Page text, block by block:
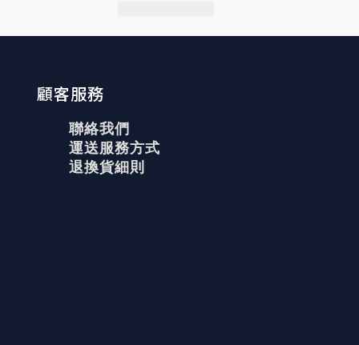
顧客服務
聯絡我們
運送服務方式
退換貨細則